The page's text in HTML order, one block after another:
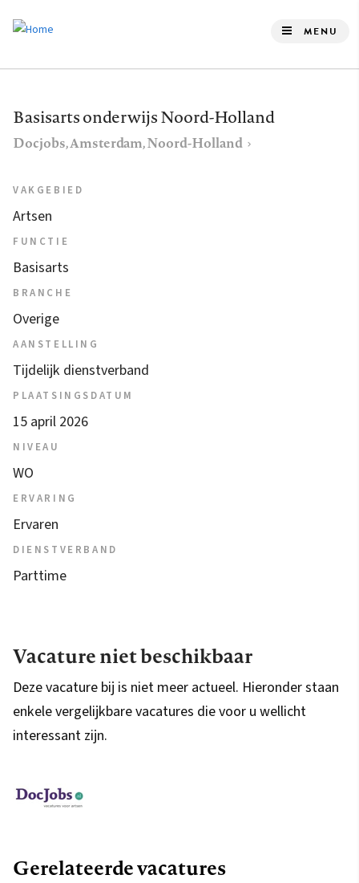
de
gaan
MENU
Basisarts onderwijs Noord-Holland
Docjobs, Amsterdam, Noord-Holland
VAKGEBIED
Artsen
FUNCTIE
Basisarts
BRANCHE
Overige
AANSTELLING
Tijdelijk dienstverband
PLAATSINGSDATUM
15 april 2026
NIVEAU
WO
ERVARING
Ervaren
DIENSTVERBAND
Parttime
Vacature niet beschikbaar
Deze vacature bij is niet meer actueel. Hieronder staan
enkele vergelijkbare vacatures die voor u wellicht
interessant zijn.
Gerelateerde vacatures